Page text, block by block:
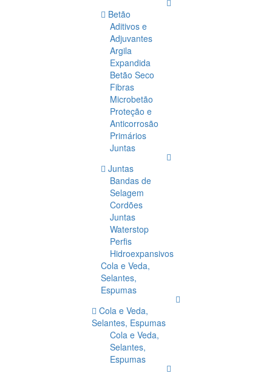
Betão
Aditivos e
Adjuvantes
Argila
Expandida
Betão Seco
Fibras
Microbetão
Proteção e
Anticorrosão
Primários
Juntas
Juntas
Bandas de
Selagem
Cordões
Juntas
Waterstop
Perfis
Hidroexpansivos
Cola e Veda,
Selantes,
Espumas
Cola e Veda,
Selantes, Espumas
Cola e Veda,
Selantes,
Espumas